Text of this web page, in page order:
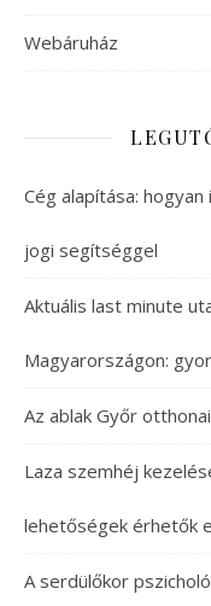
Webáruház
Cég alapítása:
jogi segítséggel
Aktuális last minute
Magyarországon:
Az ablak Győr
Laza szemhéj
lehetőségek érhetők
A serdülőkor